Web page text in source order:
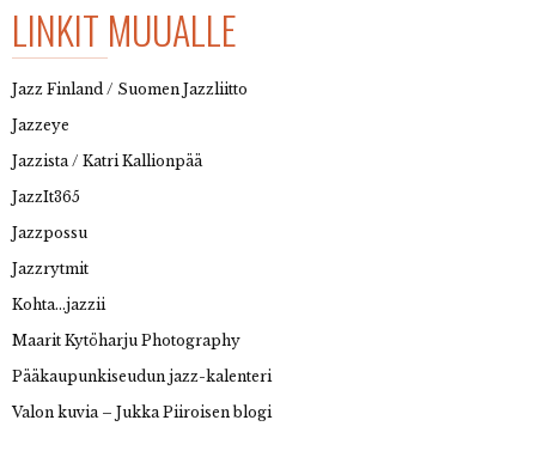
LINKIT MUUALLE
Jazz Finland / Suomen Jazzliitto
Jazzeye
Jazzista / Katri Kallionpää
JazzIt365
Jazzpossu
Jazzrytmit
Kohta…jazzii
Maarit Kytöharju Photography
Pääkaupunkiseudun jazz-kalenteri
Valon kuvia – Jukka Piiroisen blogi